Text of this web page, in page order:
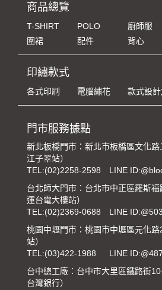
商品總覽
T-SHIRT POLO 廚師服
圍裙
配件 背心
印繡款式
各式印刷 電腦繡花 款式設
門市服務據點
新北板橋門市：新北市板橋區文化
江子翠站）
TEL:(02)2258-2598
LINE
台北師大門市：台北市中正區羅斯
運台電大樓站）
TEL:(02)2369-0688
LINE
桃園中壢門市：桃園市中壢區元化
站）
TEL:(03)422-1988
LINE
台中總工廠：台中市大里區鐵路街
台灣銀行）